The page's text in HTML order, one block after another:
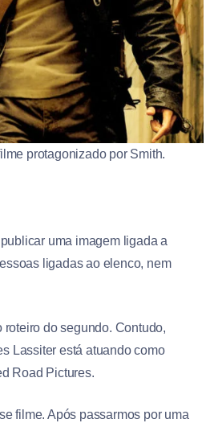
protagonizado por Smith.
uma imagem ligada a
ligadas ao elenco, nem
do segundo. Contudo,
Lassiter está atuando como
Road Pictures.
filme. Após passarmos por uma